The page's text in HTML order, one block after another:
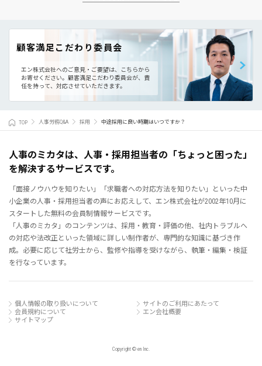
顧客満足こだわり委員会
エン株式会社へのご意見・ご要望は、こちらから
お寄せください。 顧客満足こだわり委員会が、責
任を持って、対応させていただきます。
TOP 人事労務Q&A 採用 中途採用に良い時期はいつですか？
人事のミカタは、人事・採用担当者の「ちょっと困った」
を解決するサービスです。
「面接ノウハウを知りたい」「求職者への対応方法を知りたい」といった中
小企業の人事・採用担当者の声にお応えして、エン株式会社が2002年10月に
スタートした無料の会員制情報サービスです。
「人事のミカタ」のコンテンツは、採用・教育・評価の他、社内トラブルへ
の対応や法改正といった領域に詳しい制作者が、専門的な知識に基づき作
成。必要に応じて社労士から、監修や指導を受けながら、執筆・編集・検証
を行なっています。
個人情報の取り扱いについて
サイトのご利用にあたって
会員規約について
エン会社概要
サイトマップ
Copyright © en Inc.